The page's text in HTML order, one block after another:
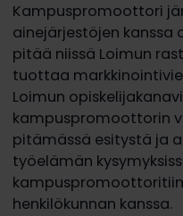
Kampuspromoottori
ainejärjestöjen
pitää niissä Loimun
tuottaa
Loimun
kampuspromoottorin
pitämässä esitystä ja
työelämän
henkilökunnan kanssa.